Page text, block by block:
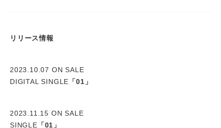
リリース情報
2023.10.07 ON SALE
DIGITAL SINGLE 「01」
2023.11.15 ON SALE
SINGLE 「01」